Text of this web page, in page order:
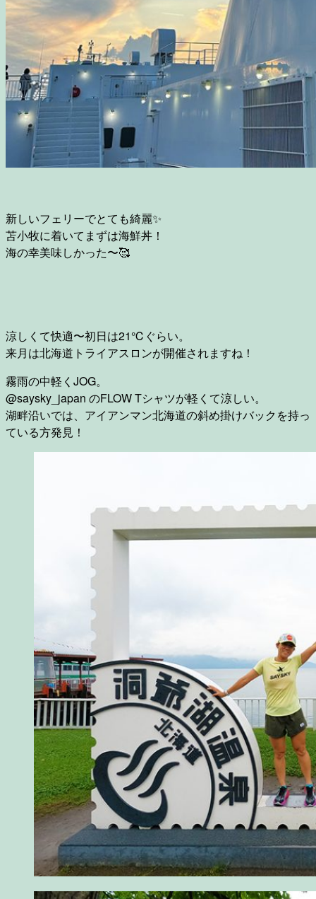
新しいフェリーでとても綺麗✨
苫小牧に着いてまずは海鮮丼！
海の幸美味しかった〜🥰
涼しくて快適〜初日は21℃ぐらい。
来月は北海道トライアスロンが開催されますね！
霧雨の中軽くJOG。
@saysky_japan のFLOW Tシャツが軽くて涼しい。
湖畔沿いでは、アイアンマン北海道の斜め掛けバックを持っ
ている方発見！